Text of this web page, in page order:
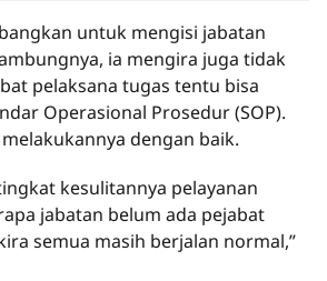
untuk mengisi jabatan
ia mengira juga tidak
pelaksana tugas tentu bisa
Operasional Prosedur (SOP).
dengan baik.
kesulitannya pelayanan
jabatan belum ada pejabat
semua masih berjalan normal,”